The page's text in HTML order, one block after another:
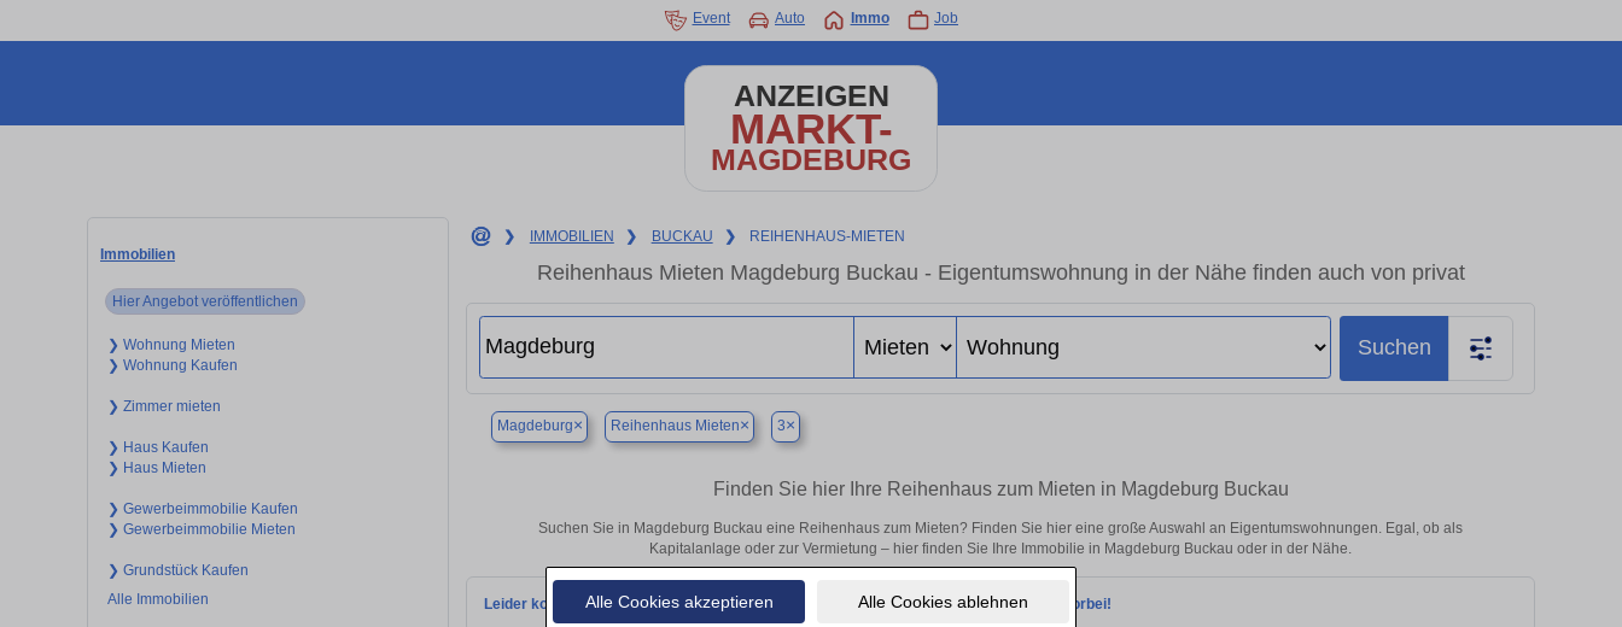
Alle Cookies akzeptieren Alle Cookies ablehnen
Event Auto Immo Job
ANZEIGEN
MARKT-
MAGDEBURG
Immobilien
Hier Angebot veröffentlichen
❯ Wohnung Mieten
❯ Wohnung Kaufen
❯ Zimmer mieten
❯ Haus Kaufen
❯ Haus Mieten
❯ Gewerbeimmobilie Kaufen
❯ Gewerbeimmobilie Mieten
❯ Grundstück Kaufen
Alle Immobilien
❯ IMMOBILIEN ❯ BUCKAU ❯ REIHENHAUS-MIETEN
Reihenhaus Mieten Magdeburg Buckau - Eigentumswohnung in der Nähe finden auch von privat
Suchen
Magdeburg× Reihenhaus Mieten× 3×
Finden Sie hier Ihre Reihenhaus zum Mieten in Magdeburg Buckau
Suchen Sie in Magdeburg Buckau eine Reihenhaus zum Mieten? Finden Sie hier eine große Auswahl an Eigentumswohnungen. Egal, ob als
Kapitalanlage oder zur Vermietung – hier finden Sie Ihre Immobilie in Magdeburg Buckau oder in der Nähe.
Leider konnten wir derzeit keine passenden Objekte finden. Schauen Sie bald wieder vorbei!